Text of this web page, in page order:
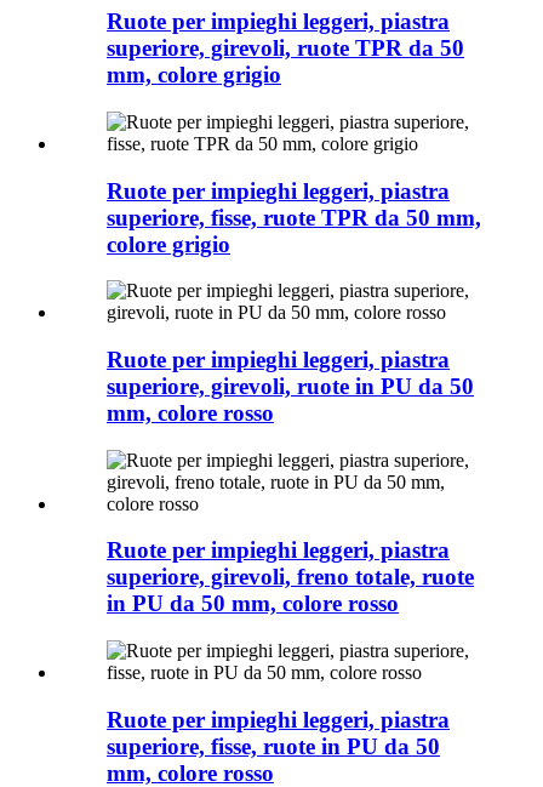
Ruote per impieghi leggeri, piastra
superiore, girevoli, ruote TPR da 50
mm, colore grigio
Ruote per impieghi leggeri, piastra
superiore, fisse, ruote TPR da 50 mm,
colore grigio
Ruote per impieghi leggeri, piastra
superiore, girevoli, ruote in PU da 50
mm, colore rosso
Ruote per impieghi leggeri, piastra
superiore, girevoli, freno totale, ruote
in PU da 50 mm, colore rosso
Ruote per impieghi leggeri, piastra
superiore, fisse, ruote in PU da 50
mm, colore rosso